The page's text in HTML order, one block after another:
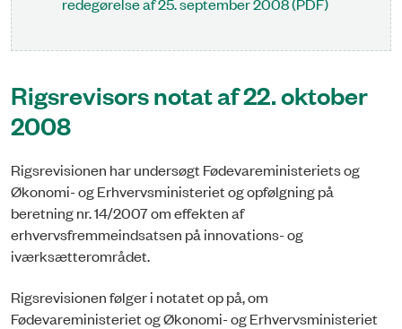
Rigsrevisors notat af 22. oktober
2008
Rigsrevisionen har undersøgt Fødevareministeriets og
Økonomi- og Erhvervsministeriet og opfølgning på
beretning nr. 14/2007 om effekten af
erhvervsfremmeindsatsen på innovations- og
iværksætterområdet.
Rigsrevisionen følger i notatet op på, om
Fødevareministeriet og Økonomi- og Erhvervsministeriet